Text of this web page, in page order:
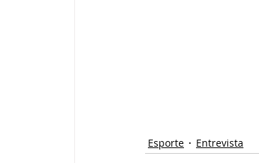
Esporte Entrevista